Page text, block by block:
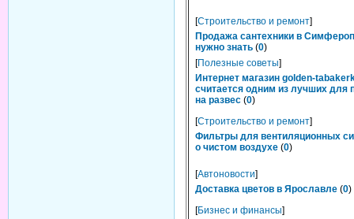
[Строительство и ремонт]
Продажа сантехники в
нужно знать (0)
[Полезные советы]
Интернет магазин golden-
считается одним из лучших для
на развес (0)
[Строительство и ремонт]
Фильтры для вентиляционных
о чистом воздухе (0)
[Автоновости]
Доставка цветов в Ярославле (0)
[Бизнес и финансы]